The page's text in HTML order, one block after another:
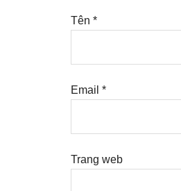
Tên *
Email *
Trang web